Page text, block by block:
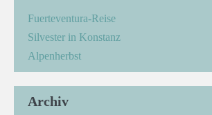
Fuerteventura-Reise
Silvester in Konstanz
Alpenherbst
Archiv